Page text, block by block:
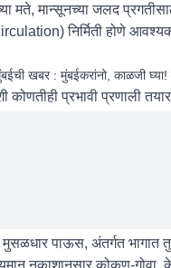
मते, मान्सूनच्या जलद
निर्मिती होणे
खबर : मुंबईकरांनो, काळजी
कोणतीही प्रभावी प्रणाली
मुसळधार पाऊस, अंतर्गत भागात
नकाशानुसार कोकण-